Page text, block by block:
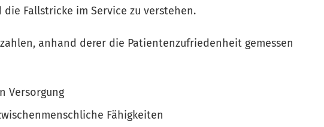
Fallstricke im Service zu verstehen.
anhand derer die Patientenzufriedenheit gemessen
Versorgung
Fähigkeiten